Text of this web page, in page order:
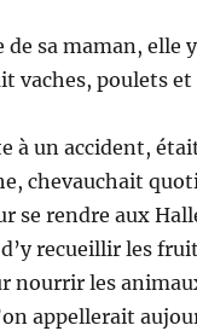
de sa maman, elle
vaches, poulets
à un accident,
chevauchait
se rendre aux
recueillir les
nourrir les
appellerait